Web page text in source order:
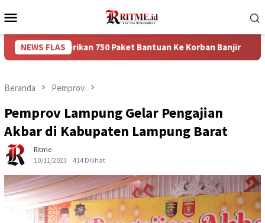
ke
Mobile
NEWS FLAS750 Paket Bantuan Ke Korban Banjir Puncak
Beranda Pemprov
Pemprov Lampung Gelar Pengajian
Akbar di Kabupaten Lampung Barat
Ritme
10/11/2023
414 Dilihat